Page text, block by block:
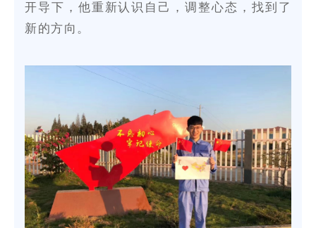
开导下，他重新认识自己，调整心态，找到了
新的方向。